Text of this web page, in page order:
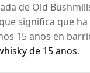
de Old
significa que
15 anos en
de 15 anos.